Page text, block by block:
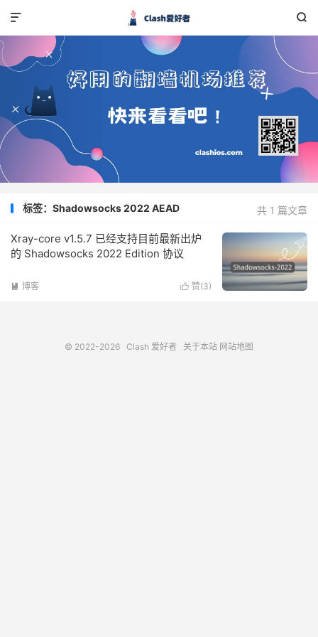


共 1 篇文章
标签：Shadowsocks 2022 AEAD
Xray-core v1.5.7 已经支持目前最新出炉
的 Shadowsocks 2022 Edition 协议
 赞(3)
 博客
© 2022-2026 Clash 爱好者 关于本站 网站地图